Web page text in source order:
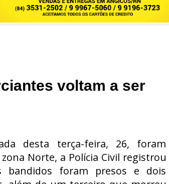
voltam a ser
desta terça-feira, 26, foram
Norte, a Polícia Civil registrou
bandidos foram presos e dois